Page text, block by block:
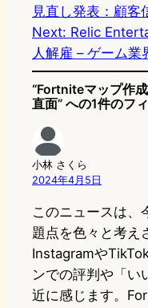
見直し発表：顧客
Next: Relic
人解雇 – ゲーム業
“Fortniteマップ作
直面” への1件のフ
小林 さくら
2024年4月5日
このニュースは、
題点を色々と考え
Instagramや
ンでの評判や「い
近に感じます。